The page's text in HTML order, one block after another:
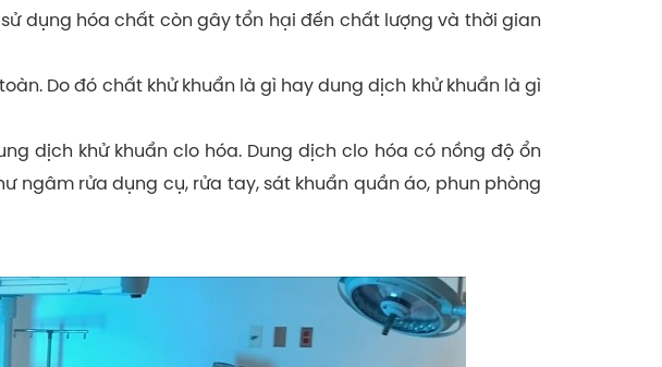
dụng hóa chất còn gây tổn hại đến chất lượng và thời gian
Do đó chất khử khuẩn là gì hay dung dịch khử khuẩn là gì
dịch khử khuẩn clo hóa. Dung dịch clo hóa có nồng độ ổn
ngâm rửa dụng cụ, rửa tay, sát khuẩn quần áo, phun phòng